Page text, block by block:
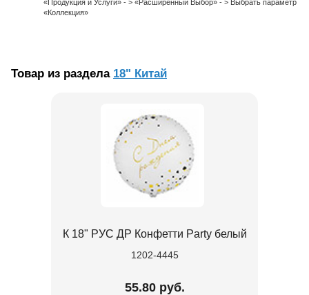
«Продукция и Услуги» - > «Расширенный Выбор» - > Выбрать параметр
«Коллекция»
Товар из раздела 18" Китай
К 18" РУС ДР Конфетти Party белый
1202-4445
55.80 руб.